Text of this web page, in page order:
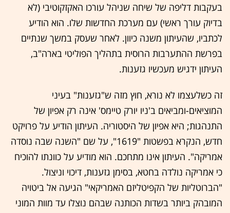
בעקבות דליפה של שיחה שניהל עורכו האקזקוטיבי (לא
בדיוק עורך ראשי) עם מערכת החדשות שלו. הוא הודיע
לכתביו, שהעיתון משנה כיוון. לאחר שעסק במשך שנתיים
בפרשת ההתערבות הרוסית בתהליך הפוליטי בארה"ב,
העיתון ידגיש מעכשיו גזענות.
זה כשלעצמו לא נורא, חוץ מזה ש"גזענות" בעיני
המוציאים-ומביאים ב'ניו יורק טיימס' אינה רק אפיון של
התנהגות; היא אפיון של היסטוריה. העיתון הודיע על פרויקט
חדש, הנקרא בפשטות "1619", על שם "השנה שבה נוסדה
אמריקה". העיתון אינו מתחכם. הוא מודיע על כוונתו להוכיח
כי אמריקה נולדה בחטא, בסימן גזענות, דיכוי וניצול.
"הברוטליות של הקפיטליזם האמריקאי" הגיעה אל ביטויה
המובהק ביותר בשדות הכותנה שבהם נוצלו עד מוות המוני